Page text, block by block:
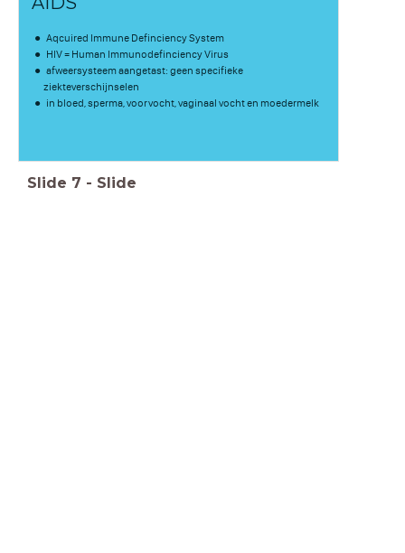
Aqcuired Immune Definciency System
HIV = Human Immunodefinciency Virus
afweersysteem aangetast: geen specifieke
ziekteverschijnselen
in bloed, sperma, voorvocht, vaginaal vocht en moedermelk
Slide 7 - Slide